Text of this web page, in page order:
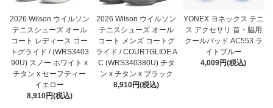
2026 Wilson ウイルソン
テニスシューズ オール
コート レディース コー
トグライド / (WRS3403
90U) スノー ホワイト x
チタン x セーフティー
イエロー
8,910円(税込)
2026 Wilson ウイルソン
テニスシューズ オール
コート メンズ コートグ
ライド / COURTGLIDE A
C (WRS340380U) チタ
ン x チタン x ブラック
8,910円(税込)
YONEX ヨネックス テニ
ス アクセサリ 首・脇用
クールパッド AC553 ラ
イトブルー
4,009円(税込)